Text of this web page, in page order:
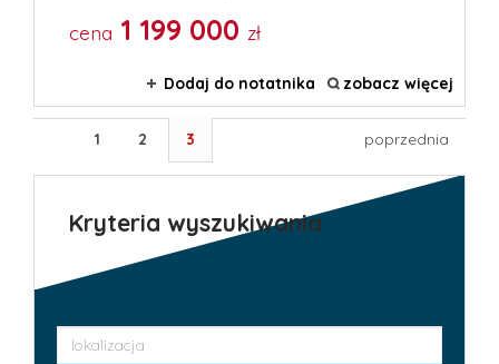
cena 1 199 000 zł
Dodaj do notatnika zobacz więcej
1 2 3 poprzednia
Kryteria wyszukiwania